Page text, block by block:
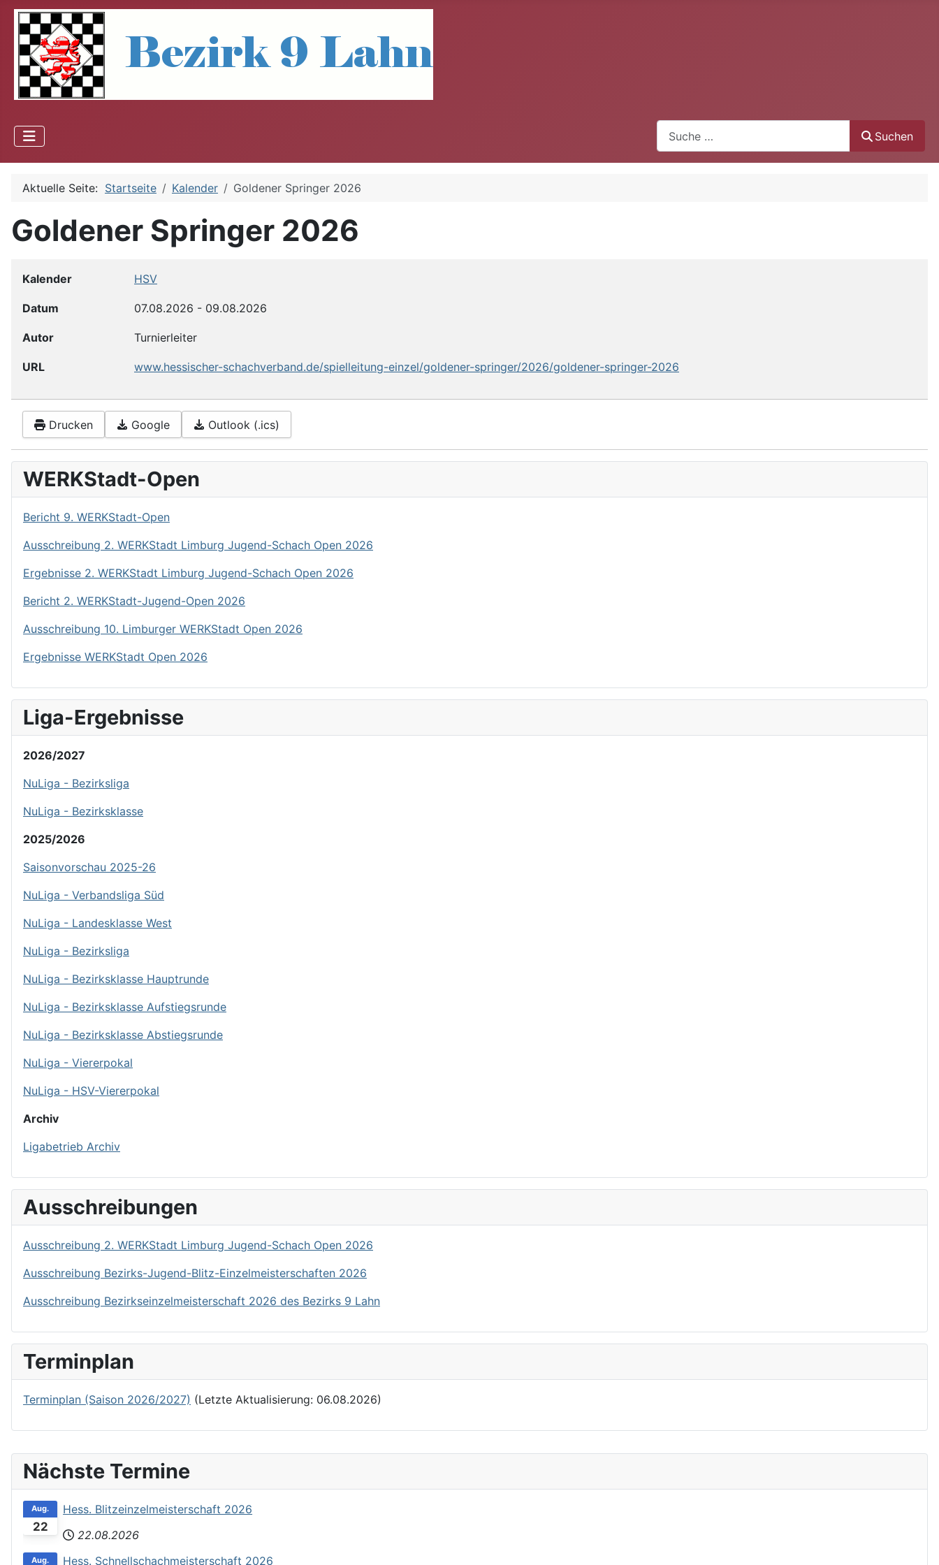
Suchen
Nächste Termine
22
Aug.
Hess. Blitzeinzelmeisterschaft 2026
22.08.2026
Aug. Hess. Schnellschachmeisterschaft 2026
Aktuelle Seite: Startseite Kalender Goldener Springer 2026
Goldener Springer 2026
Kalender HSV
Datum 07.08.2026 - 09.08.2026
Autor Turnierleiter
URL www.hessischer-schachverband.de/spielleitung-einzel/goldener-springer/2026/goldener-springer-2026
Drucken Google Outlook (.ics)
WERKStadt-Open
Bericht 9. WERKStadt-Open
Ausschreibung 2. WERKStadt Limburg Jugend-Schach Open 2026
Ergebnisse 2. WERKStadt Limburg Jugend-Schach Open 2026
Bericht 2. WERKStadt-Jugend-Open 2026
Ausschreibung 10. Limburger WERKStadt Open 2026
Ergebnisse WERKStadt Open 2026
Liga-Ergebnisse
2026/2027
NuLiga - Bezirksliga
NuLiga - Bezirksklasse
2025/2026
Saisonvorschau 2025-26
NuLiga - Verbandsliga Süd
NuLiga - Landesklasse West
NuLiga - Bezirksliga
NuLiga - Bezirksklasse Hauptrunde
NuLiga - Bezirksklasse Aufstiegsrunde
NuLiga - Bezirksklasse Abstiegsrunde
NuLiga - Viererpokal
NuLiga - HSV-Viererpokal
Archiv
Ligabetrieb Archiv
Ausschreibungen
Ausschreibung 2. WERKStadt Limburg Jugend-Schach Open 2026
Ausschreibung Bezirks-Jugend-Blitz-Einzelmeisterschaften 2026
Ausschreibung Bezirkseinzelmeisterschaft 2026 des Bezirks 9 Lahn
Terminplan
Terminplan (Saison 2026/2027) (Letzte Aktualisierung: 06.08.2026)